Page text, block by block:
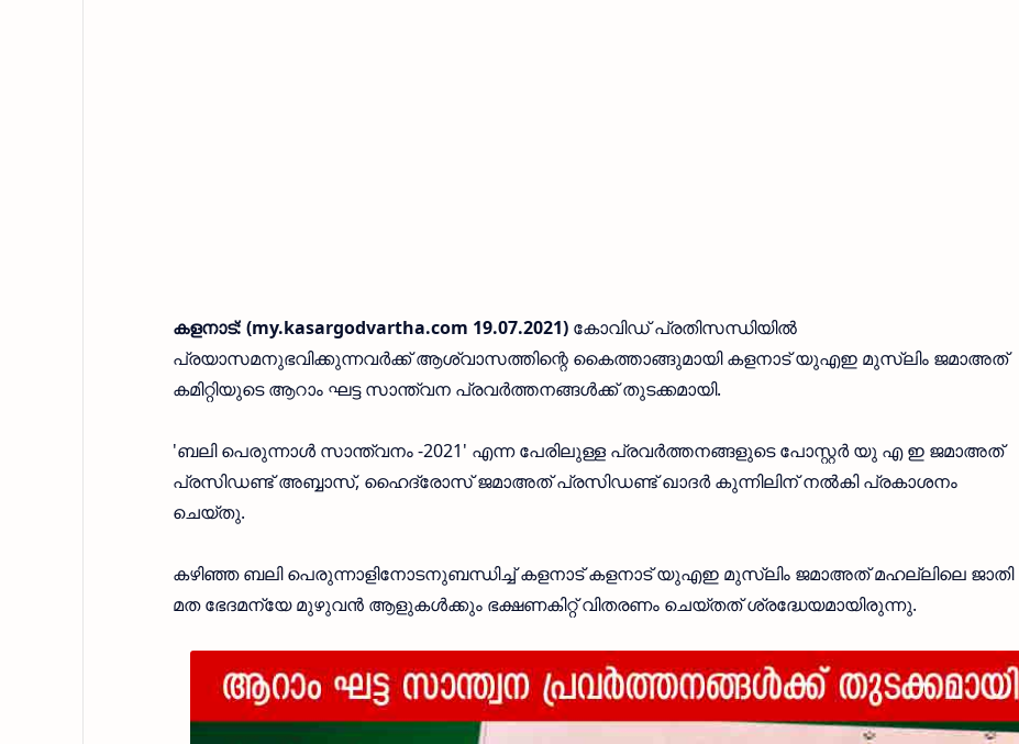
കളനാട്: (my.kasargodvartha.com 19.07.2021) കോവിഡ് പ്രതിസന്ധിയിൽ
പ്രയാസമനുഭവിക്കുന്നവർക്ക് ആശ്വാസത്തിന്റെ കൈത്താങ്ങുമായി കളനാട് യുഎഇ മുസ്ലിം ജമാഅത്
കമിറ്റിയുടെ ആറാം ഘട്ട സാന്ത്വന പ്രവർത്തനങ്ങൾക്ക് തുടക്കമായി.
'ബലി പെരുന്നാൾ സാന്ത്വനം -2021' എന്ന പേരിലുള്ള പ്രവർത്തനങ്ങളുടെ പോസ്റ്റർ യു എ ഇ ജമാഅത്
പ്രസിഡണ്ട് അബ്ബാസ്, ഹൈദ്രോസ് ജമാഅത് പ്രസിഡണ്ട് ഖാദർ കുന്നിലിന് നൽകി പ്രകാശനം
ചെയ്തു.
കഴിഞ്ഞ ബലി പെരുന്നാളിനോടനുബന്ധിച്ച് കളനാട് കളനാട് യുഎഇ മുസ്ലിം ജമാഅത് മഹല്ലിലെ ജാതി
മത ഭേദമന്യേ മുഴുവൻ ആളുകൾക്കും ഭക്ഷണകിറ്റ് വിതരണം ചെയ്‌തത്‌ ശ്രദ്ധേയമായിരുന്നു.